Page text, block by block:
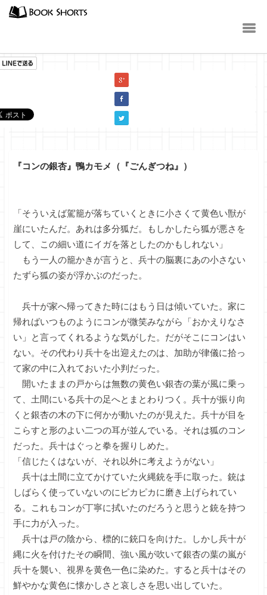
『コンの銀杏』鴨カモメ（『ごんぎつね』）
「そういえば駕籠が落ちていくときに小さくて黄色い獣が
崖にいたんだ。あれは多分狐だ。もしかしたら狐が悪さを
して、この細い道にイガを落としたのかもしれない」
もう一人の籠かきが言うと、兵十の脳裏にあの小さない
たずら狐の姿が浮かぶのだった。
兵十が家へ帰ってきた時にはもう日は傾いていた。家に
帰ればいつものようにコンが微笑みながら「おかえりなさ
い」と言ってくれるような気がした。だがそこにコンはい
ない。その代わり兵十を出迎えたのは、加助が律儀に拾っ
て家の中に入れておいた小判だった。
開いたままの戸からは無数の黄色い銀杏の葉が風に乗っ
て、土間にいる兵十の足へとまとわりつく。兵十が振り向
くと銀杏の木の下に何かが動いたのが見えた。兵十が目を
こらすと形のよい二つの耳が並んでいる。それは狐のコン
だった。兵十はぐっと拳を握りしめた。
「信じたくはないが、それ以外に考えようがない」
兵十は土間に立てかけていた火縄銃を手に取った。銃は
しばらく使っていないのにピカピカに磨き上げられてい
る。これもコンが丁寧に拭いたのだろうと思うと銃を持つ
手に力が入った。
兵十は戸の陰から、標的に銃口を向けた。しかし兵十が
縄に火を付けたその瞬間、強い風が吹いて銀杏の葉の嵐が
兵十を襲い、視界を黄色一色に染めた。すると兵十はその
鮮やかな黄色に懐かしさと哀しさを思い出していた。